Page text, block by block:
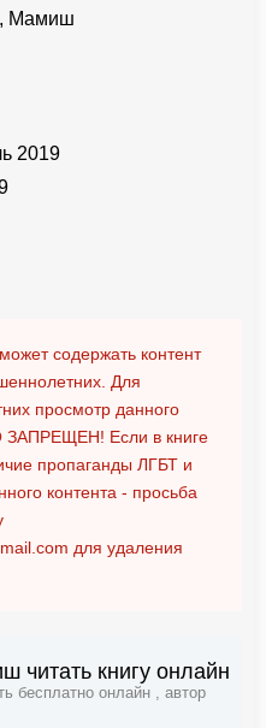
Мамиш
2019
содержать контент
Для
просмотр данного
ЗАПРЕЩЕН! Если в книге
пропаганды ЛГБТ и
контента - просьба
для удаления
книгу онлайн
бесплатно онлайн , автор